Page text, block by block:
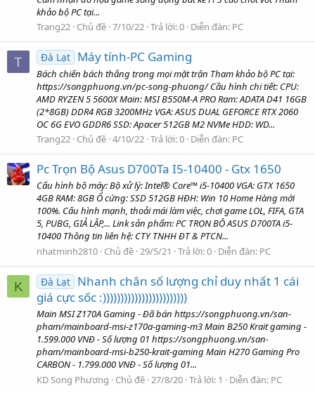
khảo bộ PC tại...
Trang22 Chủ đề 7/10/22 Trả lời: 0 Diễn đàn: PC
T Đà Lạt Máy tính-PC Gaming
Bách chiến bách thắng trong mọi mặt trận Tham khảo bộ PC tại:
https://songphuong.vn/pc-song-phuong/ Cầu hình chi tiết: CPU:
AMD RYZEN 5 5600X Main: MSI B550M-A PRO Ram: ADATA D41 16GB
(2*8GB) DDR4 RGB 3200MHz VGA: ASUS DUAL GEFORCE RTX 2060
OC 6G EVO GDDR6 SSD: Apacer 512GB M2 NVMe HDD: WD...
Trang22 Chủ đề 4/10/22 Trả lời: 0 Diễn đàn: PC
Pc Trọn Bộ Asus D700Ta I5-10400 - Gtx 1650
Cấu hình bộ máy: Bộ xử lý: Intel® Core™ i5-10400 VGA: GTX 1650
4GB RAM: 8GB Ổ cứng: SSD 512GB HĐH: Win 10 Home Hàng mới
100%. Cấu hình mạnh, thoải mái làm việc, chơi game LOL, FIFA, GTA
5, PUBG, GIẢ LẬP,... Link sản phẩm: PC TRỌN BỘ ASUS D700TA i5-
10400 Thông tin liên hệ: CTY TNHH ĐT & PTCN...
nhatminh2810 Chủ đề 29/5/21 Trả lời: 0 Diễn đàn: PC
K Đà Lạt Nhanh chân số lượng chỉ duy nhất 1 cái
giá cực sốc :))))))))))))))))))))))))
Main MSI Z170A Gaming - Đã bán https://songphuong.vn/san-
pham/mainboard-msi-z170a-gaming-m3 Main B250 Krait gaming -
1.599.000 VNĐ - Số lượng 01 https://songphuong.vn/san-
pham/mainboard-msi-b250-krait-gaming Main H270 Gaming Pro
CARBON - 1.799.000 VNĐ - Số lượng 01...
KD Song Phương
Chủ đề 27/8/20 Trả lời: 1 Diễn đàn: PC